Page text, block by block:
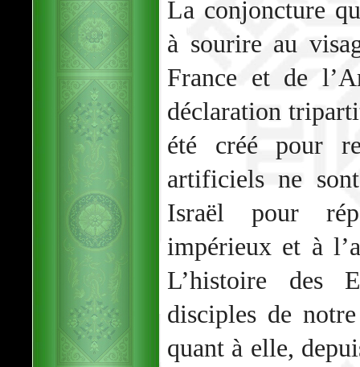
La conjoncture
à sourire au
France et de
déclaration
été créé pour
artificiels ne
Israël pour
impérieux et à
L’histoire des
disciples de
quant à elle,